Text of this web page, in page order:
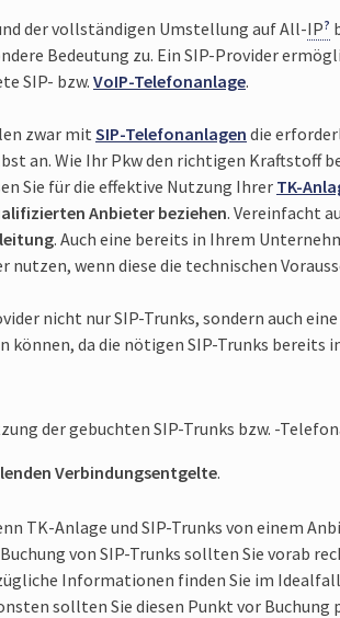
der voll­ständigen Umstellung auf All-IP
Bedeutung zu. Ein SIP-Provider
SIP- bzw. VoIP-Telefon­anlage.
zwar mit SIP-Telefon­anlagen die
an. Wie Ihr Pkw den richtigen Kraft­stoff
Sie für die effek­tive Nutzung Ihrer TK-
Anbieter beziehen. Verein­facht
. Auch eine bereits in Ihrem
nutzen, wenn diese die tech­nischen
nicht nur SIP-Trunks, sondern auch
da die nötigen SIP-Trunks bereits
der gebuchten SIP-Trunks bzw. -
Verbindungs­entgelte.
TK-Anlage und SIP-Trunks von einem
von SIP-Trunks sollten Sie vorab
Informa­tionen finden Sie im
sollten Sie diesen Punkt vor